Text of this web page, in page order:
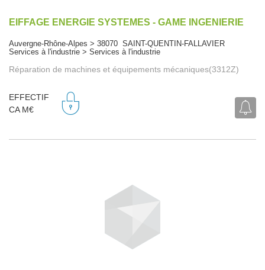
EIFFAGE ENERGIE SYSTEMES - GAME INGENIERIE
Auvergne-Rhône-Alpes > 38070 SAINT-QUENTIN-FALLAVIER
Services à l'industrie > Services à l'industrie
Réparation de machines et équipements mécaniques(3312Z)
EFFECTIF
CA M€